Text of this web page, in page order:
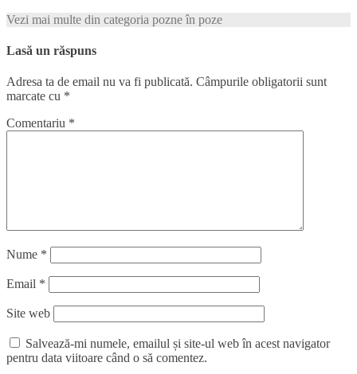
Vezi mai multe din categoria pozne în poze
Lasă un răspuns
Adresa ta de email nu va fi publicată. Câmpurile obligatorii sunt
marcate cu *
Comentariu *
Nume *
Email *
Site web
Salvează-mi numele, emailul și site-ul web în acest navigator
pentru data viitoare când o să comentez.